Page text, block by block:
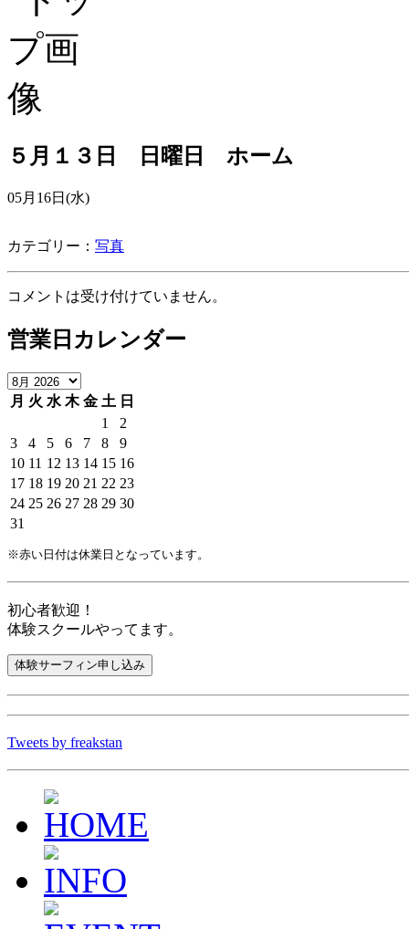
５月１３日 日曜日 ホーム
05月16日(水)
カテゴリー： 写真
コメントは受け付けていません。
営業日カレンダー
月 火 水 木 金 土 日
1
2
3
4 5 6 7 8
9
10 11 12 13 14 15 16
17 18 19 20 21 22 23
24 25 26 27 28 29 30
31
※赤い日付は休業日となっています。
初心者歓迎！
体験スクールやってます。
Tweets by freakstan